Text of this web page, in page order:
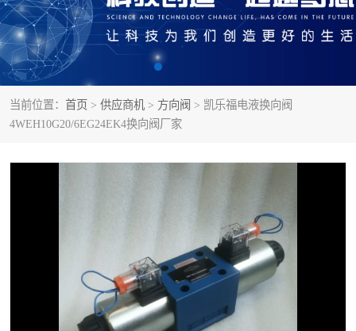
当前位置： 首页 > 供应商机 > 方向阀 > 凯乐福电液换向阀
4WEH10G20/6EG24EK4换向阀厂家
风冷式油冷却器 叶片泵
液压马达
柱塞泵 方向阀
列管式油冷却器